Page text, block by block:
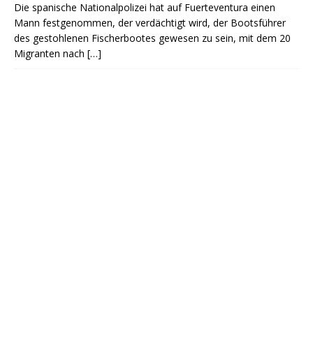
Die spanische Nationalpolizei hat auf Fuerteventura einen
Mann festgenommen, der verdächtigt wird, der Bootsführer
des gestohlenen Fischerbootes gewesen zu sein, mit dem 20
Migranten nach […]